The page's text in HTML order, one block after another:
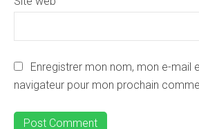
Enregistrer mon nom, mon e-mail
navigateur pour mon prochain